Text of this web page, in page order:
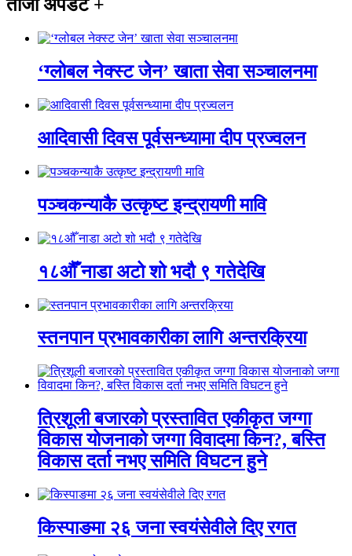
ताजा अपडेट +
‘ग्लोबल नेक्स्ट जेन’ खाता सेवा सञ्चालनमा
आदिवासी दिवस पूर्वसन्ध्यामा दीप प्रज्वलन
पञ्चकन्याकै उत्कृष्ट इन्द्रायणी मावि
१८औँ नाडा अटो शो भदौ ९ गतेदेखि
स्तनपान प्रभावकारीका लागि अन्तरक्रिया
त्रिशूली बजारको प्रस्तावित एकीकृत जग्गा
विकास योजनाको जग्गा विवादमा किन?, बस्ति
विकास दर्ता नभए समिति विघटन हुने
किस्पाङमा २६ जना स्वयंसेवीले दिए रगत